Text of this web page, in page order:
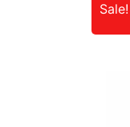
Sale!